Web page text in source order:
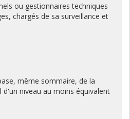
ou gestionnaires techniques
chargés de sa surveillance et
même sommaire, de la
d'un niveau au moins équivalent